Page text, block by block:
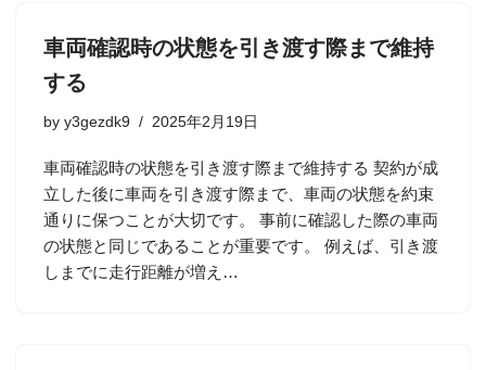
車両確認時の状態を引き渡す際まで維持
する
by y3gezdk9 2025年2月19日
車両確認時の状態を引き渡す際まで維持する 契約が成
立した後に車両を引き渡す際まで、車両の状態を約束
通りに保つことが大切です。 事前に確認した際の車両
の状態と同じであることが重要です。 例えば、引き渡
しまでに走行距離が増え…